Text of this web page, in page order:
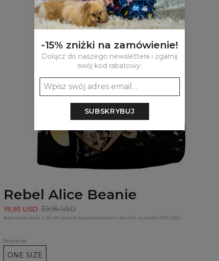
Rebel Alice Beanie
19,95 USD 39,95 USD
Najniższa cena z 30 dni przed wprowadzeniem obniżki wynosiła 19,95 USD
Rozmiar
ONE SIZE
-15% zniżki na zamówienie!
Dołącz do naszego newslettera i zgarnij
swój kod rabatowy:
SUBSKRYBUJ